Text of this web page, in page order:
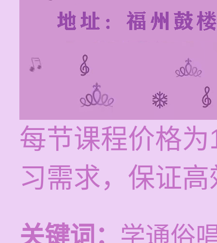
每节课程价格
习需求，保证
关键词： 学通俗